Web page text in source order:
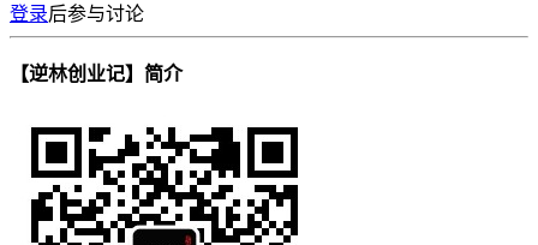
登录后参与讨论
【逆林创业记】简介